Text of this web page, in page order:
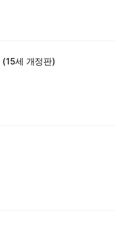
세 개정판)